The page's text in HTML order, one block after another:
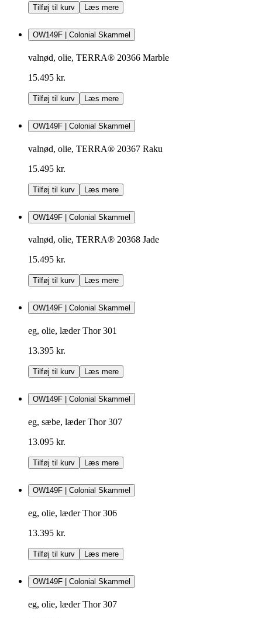
Tilføj til kurv Læs mere
OW149F | Colonial Skammel
valnød, olie, TERRA® 20366 Marble
15.495 kr.
Tilføj til kurv Læs mere
OW149F | Colonial Skammel
valnød, olie, TERRA® 20367 Raku
15.495 kr.
Tilføj til kurv Læs mere
OW149F | Colonial Skammel
valnød, olie, TERRA® 20368 Jade
15.495 kr.
Tilføj til kurv Læs mere
OW149F | Colonial Skammel
eg, olie, læder Thor 301
13.395 kr.
Tilføj til kurv Læs mere
OW149F | Colonial Skammel
eg, sæbe, læder Thor 307
13.095 kr.
Tilføj til kurv Læs mere
OW149F | Colonial Skammel
eg, olie, læder Thor 306
13.395 kr.
Tilføj til kurv Læs mere
OW149F | Colonial Skammel
eg, olie, læder Thor 307